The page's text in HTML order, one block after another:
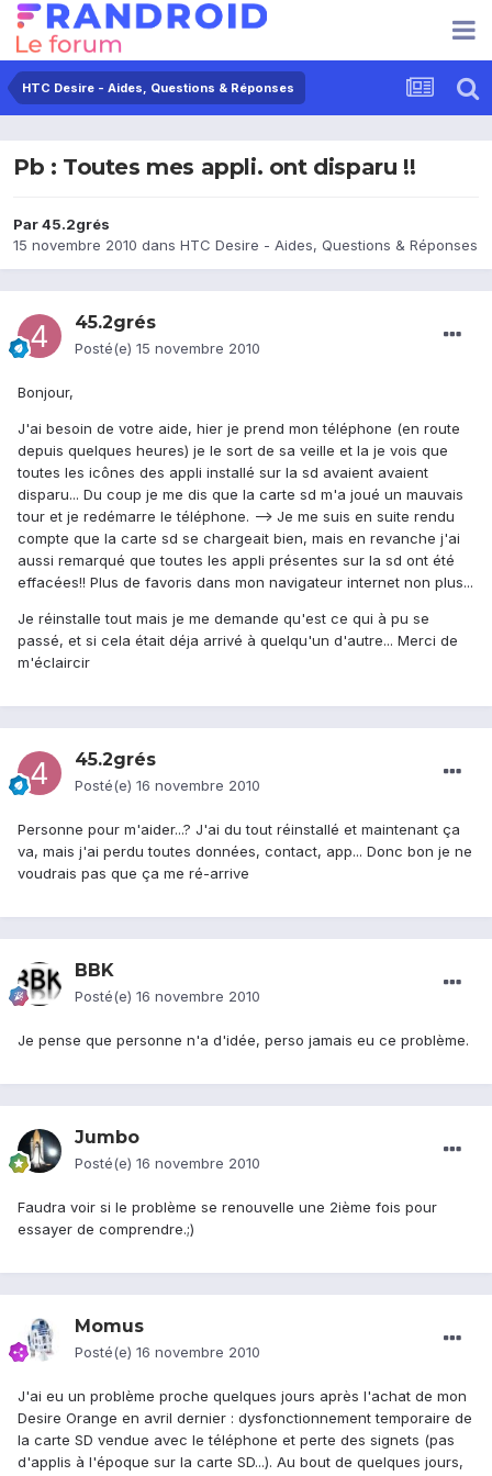
HTC Desire - Aides, Questions & Réponses
Pb : Toutes mes appli. ont disparu !!
Par45.2grés
15 novembre 2010 dans HTC Desire - Aides, Questions & Réponses
45.2grés
Posté(e) 15 novembre 2010
Bonjour,
J'ai besoin de votre aide, hier je prend mon téléphone (en route
depuis quelques heures) je le sort de sa veille et la je vois que
toutes les icônes des appli installé sur la sd avaient avaient
disparu... Du coup je me dis que la carte sd m'a joué un mauvais
tour et je redémarre le téléphone. --> Je me suis en suite rendu
compte que la carte sd se chargeait bien, mais en revanche j'ai
aussi remarqué que toutes les appli présentes sur la sd ont été
effacées!! Plus de favoris dans mon navigateur internet non plus...
Je réinstalle tout mais je me demande qu'est ce qui à pu se
passé, et si cela était déja arrivé à quelqu'un d'autre... Merci de
m'éclaircir
45.2grés
Posté(e) 16 novembre 2010
Personne pour m'aider...? J'ai du tout réinstallé et maintenant ça
va, mais j'ai perdu toutes données, contact, app... Donc bon je ne
voudrais pas que ça me ré-arrive
BBK
Posté(e) 16 novembre 2010
Je pense que personne n'a d'idée, perso jamais eu ce problème.
Jumbo
Posté(e) 16 novembre 2010
Faudra voir si le problème se renouvelle une 2ième fois pour
essayer de comprendre.;)
Momus
Posté(e) 16 novembre 2010
J'ai eu un problème proche quelques jours après l'achat de mon
Desire Orange en avril dernier : dysfonctionnement temporaire de
la carte SD vendue avec le téléphone et perte des signets (pas
d'applis à l'époque sur la carte SD...). Au bout de quelques jours,